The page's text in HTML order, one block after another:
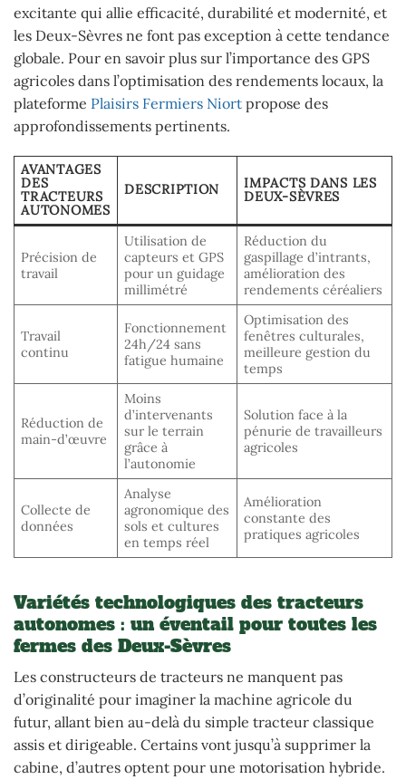
excitante qui allie efficacité, durabilité et modernité, et
les Deux-Sèvres ne font pas exception à cette tendance
globale. Pour en savoir plus sur l’importance des GPS
agricoles dans l’optimisation des rendements locaux, la
plateforme Plaisirs Fermiers Niort propose des
approfondissements pertinents.
AVANTAGES
DES
TRACTEURS
AUTONOMES
DESCRIPTION
IMPACTS DANS LES
DEUX-SÈVRES
Précision de
travail
Utilisation de
capteurs et GPS
pour un guidage
millimétré
Réduction du
gaspillage d’intrants,
amélioration des
rendements céréaliers
Travail
continu
Fonctionnement
24h/24 sans
fatigue humaine
Optimisation des
fenêtres culturales,
meilleure gestion du
temps
Réduction de
main-d’œuvre
Moins
d’intervenants
sur le terrain
grâce à
l’autonomie
Solution face à la
pénurie de travailleurs
agricoles
Collecte de
données
Analyse
agronomique des
sols et cultures
en temps réel
Amélioration
constante des
pratiques agricoles
Variétés technologiques des tracteurs
autonomes : un éventail pour toutes les
fermes des Deux-Sèvres
Les constructeurs de tracteurs ne manquent pas
d’originalité pour imaginer la machine agricole du
futur, allant bien au-delà du simple tracteur classique
assis et dirigeable. Certains vont jusqu’à supprimer la
cabine, d’autres optent pour une motorisation hybride.